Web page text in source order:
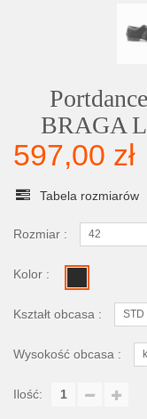
BRAGA
597,00 zł
Tabela rozmiarów
Rozmiar : 42
Kolor :
Kształt obcasa : STD
Wysokość obcasa :
Ilość: